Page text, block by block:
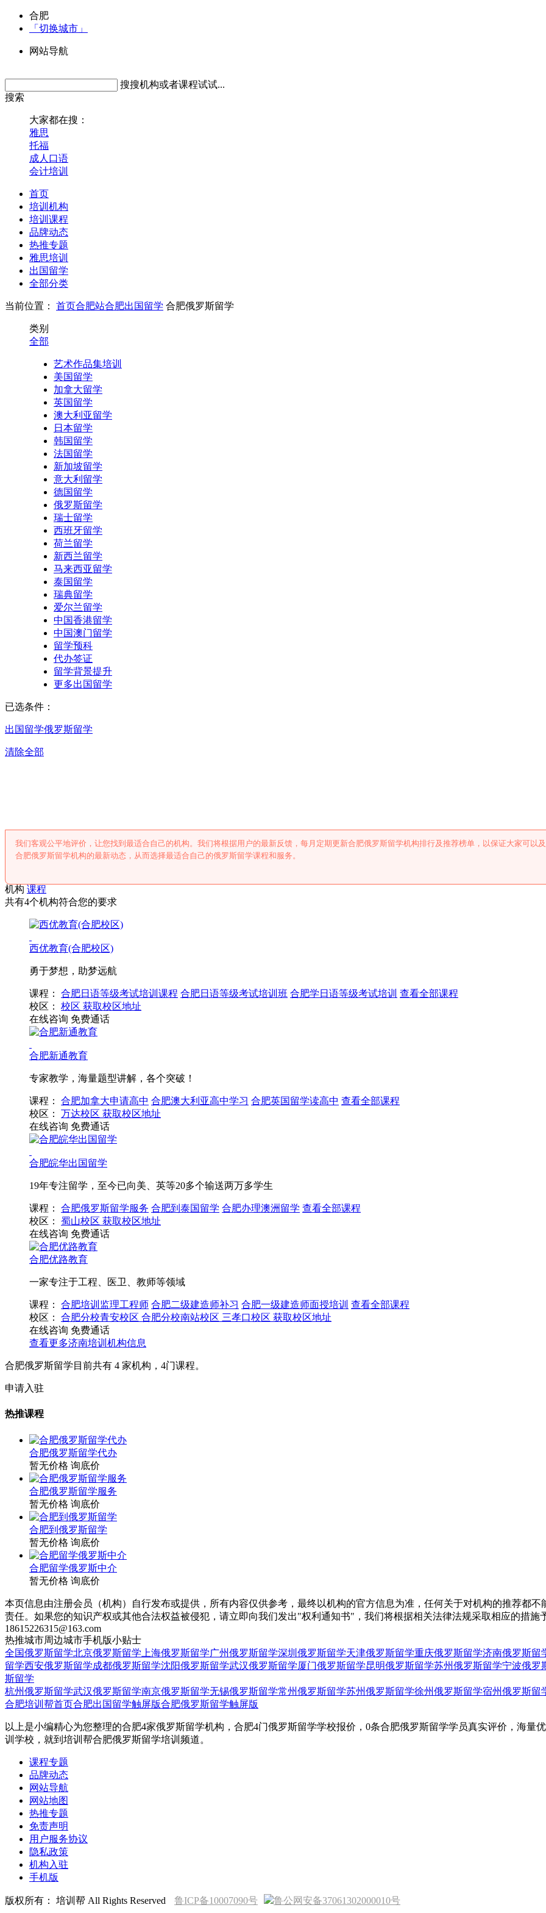
合肥
「切换城市」
网站导航
搜搜机构或者课程试试...
搜索
大家都在搜：
雅思
托福
成人口语
会计培训
首页
培训机构
培训课程
品牌动态
热推专题
雅思培训
出国留学
全部分类
当前位置： 首页合肥站合肥出国留学 合肥俄罗斯留学
类别
全部
艺术作品集培训
美国留学
加拿大留学
英国留学
澳大利亚留学
日本留学
韩国留学
法国留学
新加坡留学
意大利留学
德国留学
俄罗斯留学
瑞士留学
西班牙留学
荷兰留学
新西兰留学
马来西亚留学
泰国留学
瑞典留学
爱尔兰留学
中国香港留学
中国澳门留学
留学预科
代办签证
留学背景提升
更多出国留学
已选条件：
出国留学俄罗斯留学
清除全部
我们客观公平地评价，让您找到最适合自己的机构。我们将根据用户的最新反馈，每月定期更新合肥俄罗斯留学机构排行及推荐榜单，以保证大家可以
合肥俄罗斯留学机构的最新动态，从而选择最适合自己的俄罗斯留学课程和服务。
机构 课程
共有4个机构符合您的要求
西优教育(合肥校区)
勇于梦想，助梦远航
课程： 合肥日语等级考试培训课程 合肥日语等级考试培训班 合肥学日语等级考试培训 查看全部课程
校区：
校区 获取校区地址
在线咨询 免费通话
合肥新通教育
专家教学，海量题型讲解，各个突破！
课程： 合肥加拿大申请高中 合肥澳大利亚高中学习 合肥英国留学读高中 查看全部课程
校区：
万达校区 获取校区地址
在线咨询 免费通话
合肥皖华出国留学
19年专注留学，至今已向美、英等20多个输送两万多学生
课程： 合肥俄罗斯留学服务 合肥到泰国留学 合肥办理澳洲留学 查看全部课程
校区：
蜀山校区 获取校区地址
在线咨询 免费通话
合肥优路教育
一家专注于工程、医卫、教师等领域
课程： 合肥培训监理工程师 合肥二级建造师补习 合肥一级建造师面授培训 查看全部课程
校区：
合肥分校青安校区 合肥分校南站校区 三孝口校区 获取校区地址
在线咨询 免费通话
查看更多济南培训机构信息
合肥俄罗斯留学目前共有 4 家机构， 4门课程。
申请入驻
热推课程
合肥俄罗斯留学代办
暂无价格 询底价
合肥俄罗斯留学服务
暂无价格 询底价
合肥到俄罗斯留学
暂无价格 询底价
合肥留学俄罗斯中介
暂无价格 询底价
本页信息由注册会员（机构）自行发布或提供，所有内容仅供参考，最终以机构的官方信息为准，任何关于对机构的推荐都
责任。如果您的知识产权或其他合法权益被侵犯，请立即向我们发出"权利通知书"，我们将根据相关法律法规采取相应的措
18615226315@163.com
热推城市周边城市手机版小贴士
全国俄罗斯留学北京俄罗斯留学 上海俄罗斯留学广州俄罗斯留学深圳俄罗斯留学天津俄罗斯留学重庆俄罗斯留学济南俄罗斯留
留学西安俄罗斯留学成都俄罗斯留学沈阳俄罗斯留学武汉俄罗斯留学厦门俄罗斯留学昆明俄罗斯留学苏州俄罗斯留学宁波俄罗
斯留学
杭州俄罗斯留学武汉俄罗斯留学南京俄罗斯留学无锡俄罗斯留学常州俄罗斯留学苏州俄罗斯留学徐州俄罗斯留学宿州俄罗斯留
合肥培训帮首页合肥出国留学触屏版合肥俄罗斯留学触屏版
以上是小编精心为您整理的合肥4家俄罗斯留学机构，合肥4门俄罗斯留学学校报价，0条合肥俄罗斯留学学员真实评价，海量
训学校，就到培训帮合肥俄罗斯留学培训频道。
课程专题
品牌动态
网站导航
网站地图
热推专题
免责声明
用户服务协议
隐私政策
机构入驻
手机版
版权所有： 培训帮 All Rights Reserved 鲁ICP备10007090号 鲁公网安备37061302000010号